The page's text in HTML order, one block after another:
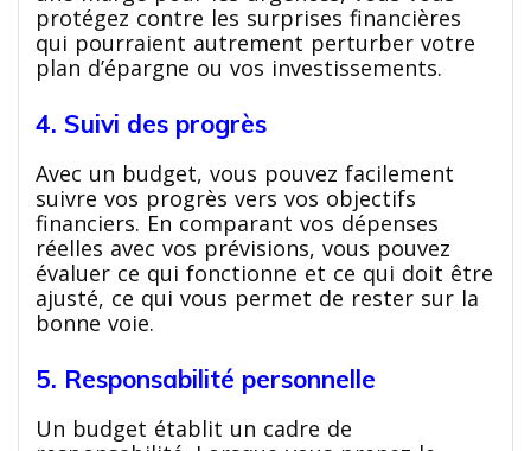
protégez contre les surprises financières
qui pourraient autrement perturber votre
plan d’épargne ou vos investissements.
4. Suivi des progrès
Avec un budget, vous pouvez facilement
suivre vos progrès vers vos objectifs
financiers. En comparant vos dépenses
réelles avec vos prévisions, vous pouvez
évaluer ce qui fonctionne et ce qui doit être
ajusté, ce qui vous permet de rester sur la
bonne voie.
5. Responsabilité personnelle
Un budget établit un cadre de